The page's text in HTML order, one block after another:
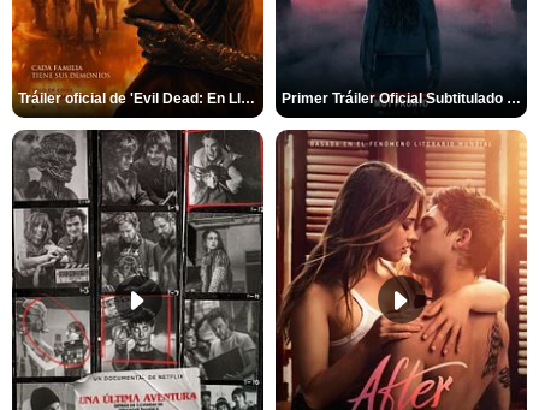
Tráiler oficial de 'Evil Dead: En Llamas' Primer Tráiler Oficial Subtitulado de 'La Noche Del Demonio: Están Entre Nosotros'